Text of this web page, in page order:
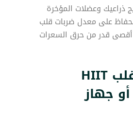
ذراعيك وعضلات المؤخرة
على معدل ضربات قلب
قدر من حرق السعرات
آلة القلب HIIT
أو جهاز